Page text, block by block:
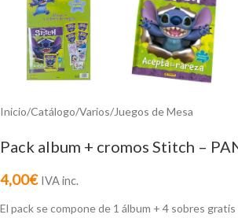
Inicio/Catálogo/Varios/Juegos de Mesa
Pack album + cromos Stitch –
4,00€ IVA inc.
El pack se compone de 1 álbum + 4 sobres